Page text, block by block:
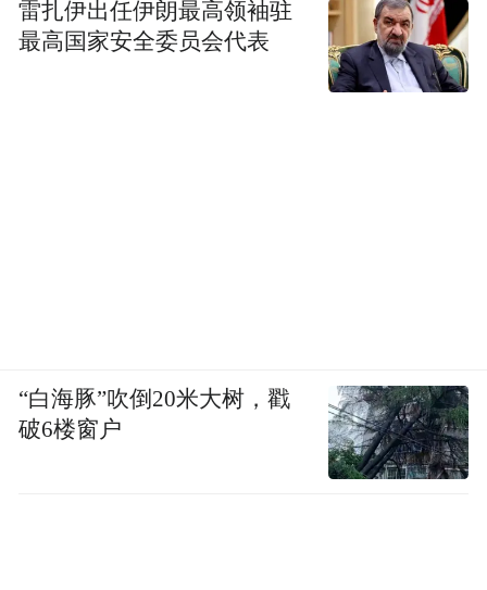
雷扎伊出任伊朗最高领袖驻
最高国家安全委员会代表
“白海豚”吹倒20米大树，戳
破6楼窗户